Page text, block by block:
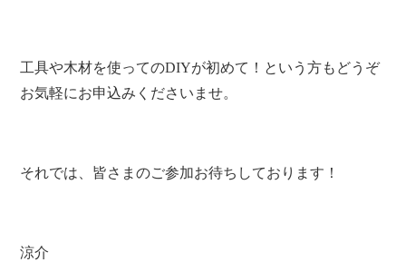
工具や木材を使ってのDIYが初めて！という方もどうぞ
お気軽にお申込みくださいませ。
それでは、皆さまのご参加お待ちしております！
涼介